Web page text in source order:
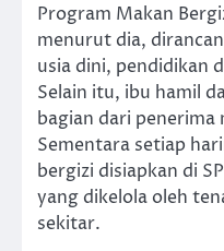
Program Makan
menurut dia,
usia dini, pendidikan
Selain itu, ibu hamil
bagian dari
Sementara setiap
bergizi disiapkan di
yang dikelola oleh
sekitar.